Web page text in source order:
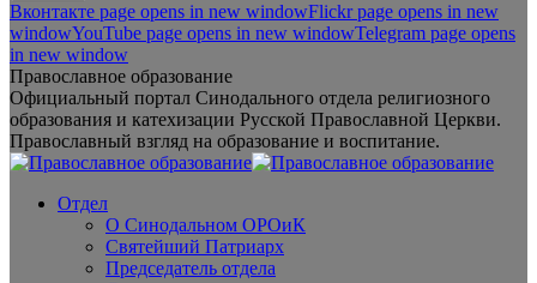
Вконтакте page opens in new windowFlickr page opens in new
windowYouTube page opens in new windowTelegram page opens
in new window
Православное образование
Официальный портал Синодального отдела религиозного
образования и катехизации Русской Православной Церкви.
Православный взгляд на образование и воспитание.
Отдел
О Синодальном ОРОиК
Святейший Патриарх
Председатель отдела